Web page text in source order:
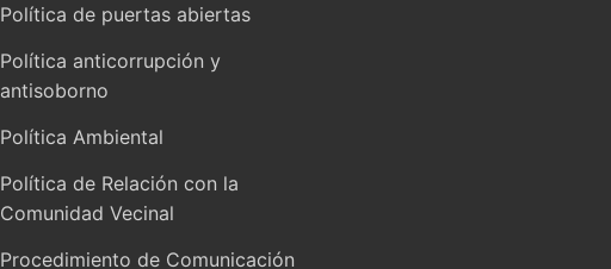
Política de puertas abiertas
Política anticorrupción y
antisoborno
Política Ambiental
Política de Relación con la
Comunidad Vecinal
Procedimiento de Comunicación